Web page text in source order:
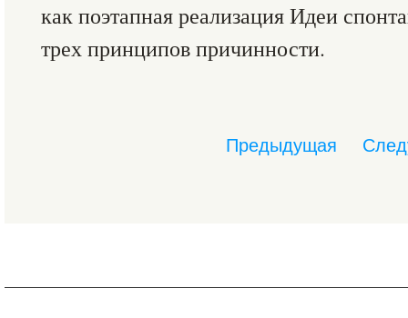
как поэтапная реализация Идеи
трех принципов причинности.
Предыдущая